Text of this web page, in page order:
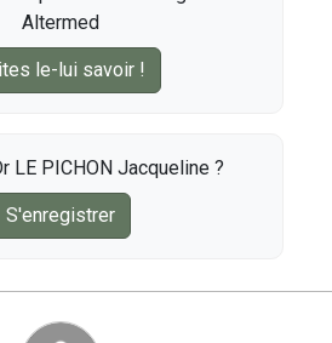
Altermed
le-lui savoir !
LE PICHON Jacqueline ?
S'enregistrer